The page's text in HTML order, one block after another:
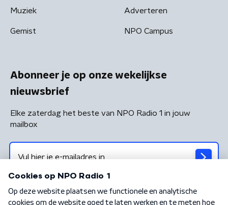
Muziek
Gemist
Adverteren
NPO Campus
Abonneer je op onze wekelijkse
nieuwsbrief
Elke zaterdag het beste van NPO Radio 1 in jouw
mailbox